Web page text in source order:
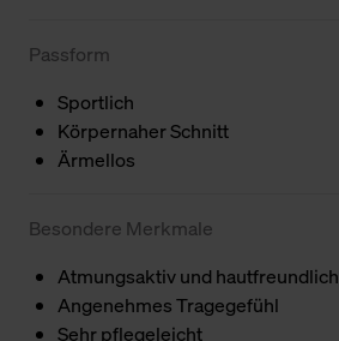
Passform
Sportlich
Körpernaher Schnitt
Ärmellos
Besondere Merkmale
Atmungsaktiv und hautfreundlich
Angenehmes Tragegefühl
Sehr pflegeleicht